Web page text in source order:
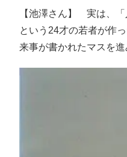
【池澤さん】 実は、
という24才の若者が作
来事が書かれたマスを